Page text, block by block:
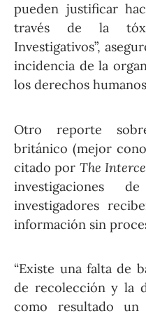
pueden justificar
través de la
Investigativos”,
incidencia de la
los derechos
Otro reporte
británico (mejor
citado por The
investigaciones
investigadores
información sin
“Existe una falta de
de recolección y la
como resultado